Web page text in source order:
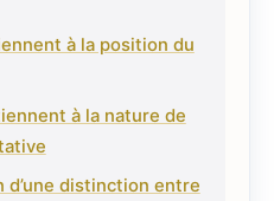
à la position du
à la nature de
d’une distinction entre